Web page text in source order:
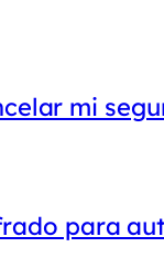
mi
para